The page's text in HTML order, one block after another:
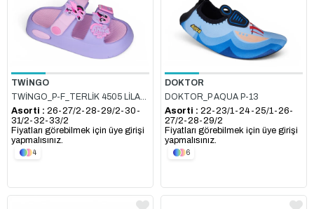
TWİNGO
TWİNGO_P-F_TERLİK 4505 LİLA_PEMBE
Asorti : 26-27/2-28-29/2-30-
31/2-32-33/2
Fiyatları görebilmek için üye girişi
yapmalısınız.
4
DOKTOR
DOKTOR_P AQUA P-13
Asorti : 22-23/1-24-25/1-26-
27/2-28-29/2
Fiyatları görebilmek için üye girişi
yapmalısınız.
6